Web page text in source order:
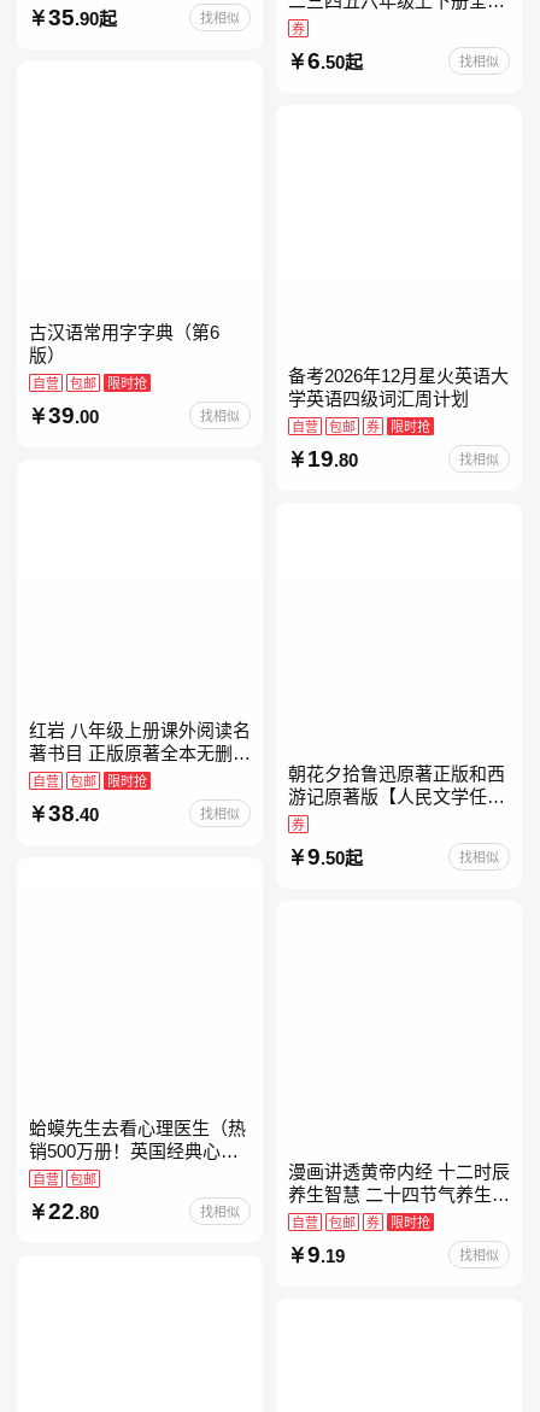
35.90起 找相似
人教版读读童谣和儿歌小鲤
鱼跳龙门和大人一起读中国
古代寓言安徒生童话学生阅
券
6.50起 找相似
古汉语常用字字典（第6
版）
自营 包邮 限时抢
39.00 找相似
备考2026年12月星火英语大
学英语四级词汇周计划
自营 包邮 券 限时抢
19.80 找相似
红岩 八年级上册课外阅读名
著书目 正版原著全本无删减
罗广斌杨益言著爱国主义红
色经典书籍初中生课外书中
国青年出版社
自营 包邮 限时抢
38.40 找相似
朝花夕拾鲁迅原著正版和西
游记原著版【人民文学任
选】七年级上册全新升级新
增思维导图必读正版课外书
初中名著语文书目初一课外
券
9.50起 找相似
蛤蟆先生去看心理医生（热
销500万册！英国经典心理
咨询入门书，知名心理学家
自营 包邮
22.80 找相似
漫画讲透黄帝内经 十二时辰
养生智慧 二十四节气养生智
慧 中医八大名著之一养生图
解 皇帝内经漫画版原版
自营 包邮 券 限时抢
9.19 找相似